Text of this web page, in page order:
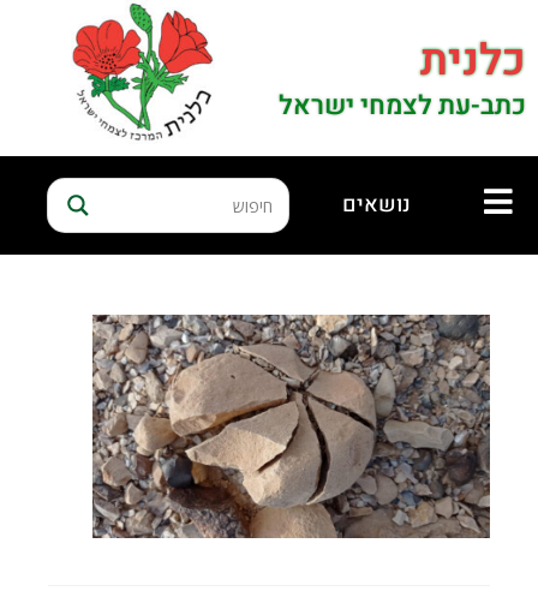
כלנית
כתב-עת לצמחי ישראל
נושאים